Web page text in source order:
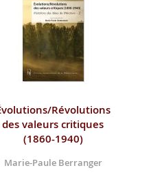
Révolutions
des valeurs critiques
(1860-1940)
Marie-Paule Berranger